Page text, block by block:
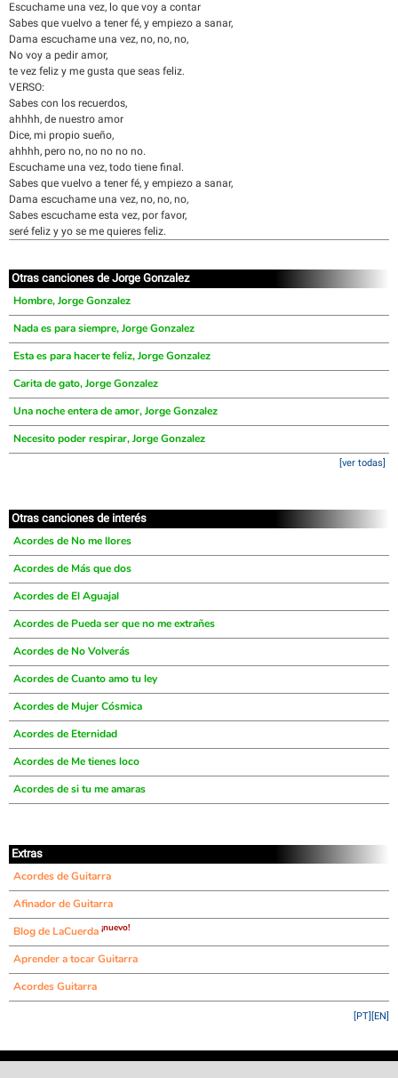
Escuchame una vez, lo que voy a contar
Sabes que vuelvo a tener fé, y empiezo a sanar,
Dama escuchame una vez, no, no, no,
No voy a pedir amor,
te vez feliz y me gusta que seas feliz.
VERSO:
Sabes con los recuerdos,
ahhhh, de nuestro amor
Dice, mi propio sueño,
ahhhh, pero no, no no no no.
Escuchame una vez, todo tiene final.
Sabes que vuelvo a tener fé, y empiezo a sanar,
Dama escuchame una vez, no, no, no,
Sabes escuchame esta vez, por favor,
seré feliz y yo se me quieres feliz.
Otras canciones de Jorge Gonzalez
Hombre, Jorge Gonzalez
Nada es para siempre, Jorge Gonzalez
Esta es para hacerte feliz, Jorge Gonzalez
Carita de gato, Jorge Gonzalez
Una noche entera de amor, Jorge Gonzalez
Necesito poder respirar, Jorge Gonzalez
[ver todas]
Otras canciones de interés
Acordes de No me llores
Acordes de Más que dos
Acordes de El Aguajal
Acordes de Pueda ser que no me extrañes
Acordes de No Volverás
Acordes de Cuanto amo tu ley
Acordes de Mujer Cósmica
Acordes de Eternidad
Acordes de Me tienes loco
Acordes de si tu me amaras
Extras
Acordes de Guitarra
Afinador de Guitarra
Blog de LaCuerda ¡nuevo!
Aprender a tocar Guitarra
Acordes Guitarra
[EN]
[PT]